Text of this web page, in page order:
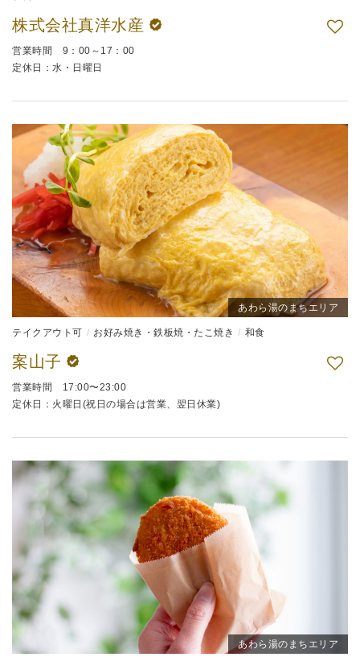
株式会社真洋水産
営業時間 9：00～17：00
定休日：水・日曜日
あわら湯のまちエリア
テイクアウト可 お好み焼き・鉄板焼・たこ焼き 和食
案山子
営業時間 17:00〜23:00
定休日：火曜日(祝日の場合は営業、翌日休業)
あわら湯のまちエリア